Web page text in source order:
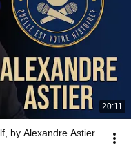
20:11
by Alexandre Astier